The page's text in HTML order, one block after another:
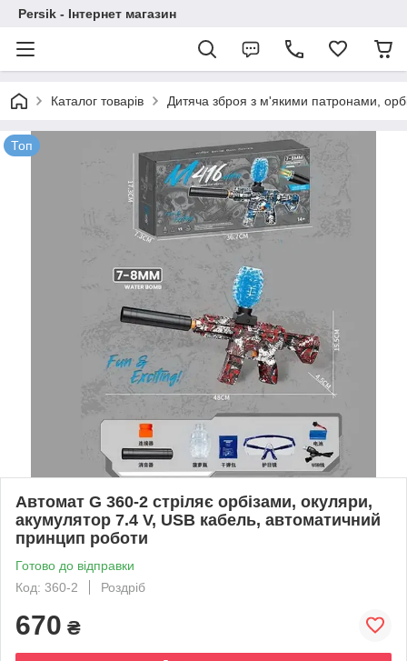
Persik - Інтернет магазин
Каталог товарів Дитяча зброя з м'якими патронами,
Топ
Автомат G 360-2 стріляє орбізами, окуляри,
акумулятор 7.4 V, USB кабель, автоматичний
принцип роботи
Готово до відправки
Код: 360-2
Роздріб
670 ₴